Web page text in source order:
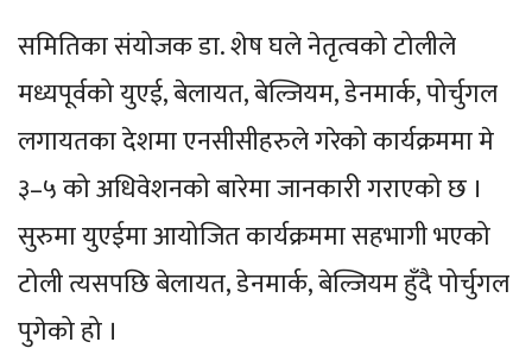
समितिका संयोजक डा. शेष घले नेतृत्वको टोलीले
मध्यपूर्वको युएई, बेलायत, बेल्जियम, डेनमार्क, पोर्चुगल
लगायतका देशमा एनसीसीहरुले गरेको कार्यक्रममा मे
३–५ को अधिवेशनको बारेमा जानकारी गराएको छ ।
सुरुमा युएईमा आयोजित कार्यक्रममा सहभागी भएको
टोली त्यसपछि बेलायत, डेनमार्क, बेल्जियम हुँदै पोर्चुगल
पुगेको हो ।